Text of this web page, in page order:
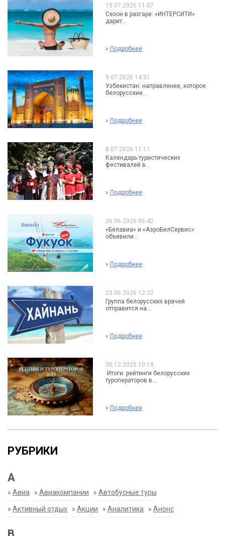
15.07.2026 11:07
Сезон в разгаре: «ИНТЕРСИТИ»
дарит...
» Подробнее
9.07.2026 14:51
Узбекистан: направление, которое
белорусские...
» Подробнее
8.07.2026 11:11
Календарь туристических
фестивалей в...
» Подробнее
26.06.2026 06:42
«Белавиа» и «АэроБелСервис»
объявили...
» Подробнее
23.06.2026 12:22
Группа белорусских врачей
отправится на...
» Подробнее
30.12.2025 10:19
Итоги: рейтинги белорусских
туроператоров в...
» Подробнее
РУБРИКИ
А
» Авиа » Авиакомпании » Автобусные туры
» Активный отдых » Акции » Аналитика » Анонс